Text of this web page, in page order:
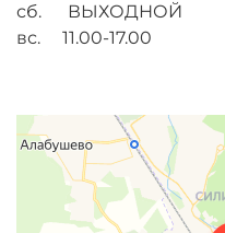
сб. ВЫХОДНОЙ
вс. 11.00-17.00